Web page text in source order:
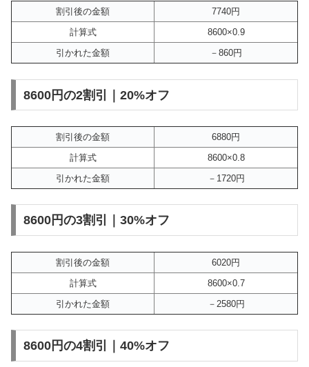
割引後の金額
7740円
計算式
8600×0.9
引かれた金額
－860円
8600円の2割引｜20%オフ
割引後の金額
6880円
計算式
8600×0.8
引かれた金額
－1720円
8600円の3割引｜30%オフ
割引後の金額
6020円
計算式
8600×0.7
引かれた金額
－2580円
8600円の4割引｜40%オフ